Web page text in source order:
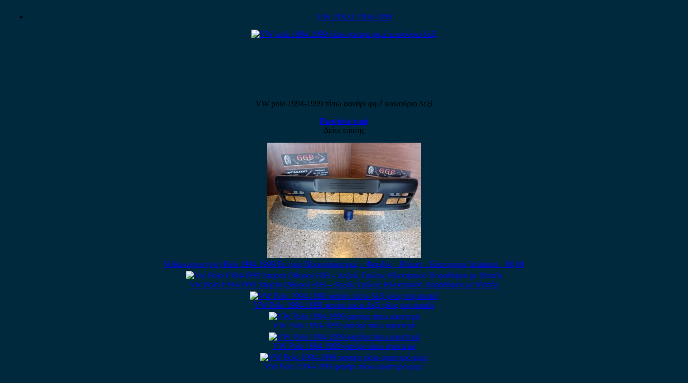
VW POLO 1994-1999
VW polo 1994-1999 πίσω φανάρι φιμέ καινούριο δεξί
Ρωτήστε τιμή
Δείτε επίσης
Volkswagen (vw) Polo 1994-1999 Εμπρός Προφυλακτήρας – Φαρδύς – Primer – Καινούριος Imitation – 60,00
Vw Polo 1994-1999 3πορτο (3θυρο) H/B – Δεξιός Γρύλος Ηλεκτρικού Παραθύρου με Μοτέρ
VW Polo 1994-1999 φανάρι πίσω δεξί φλας πορτοκαλί
VW Polo 1994-1999 φανάρι πίσω αριστερό
VW Polo 1994-1999 φανάρι πίσω αριστερό
VW Polo 1994-1999 φανάρι πίσω αριστερό φιμέ